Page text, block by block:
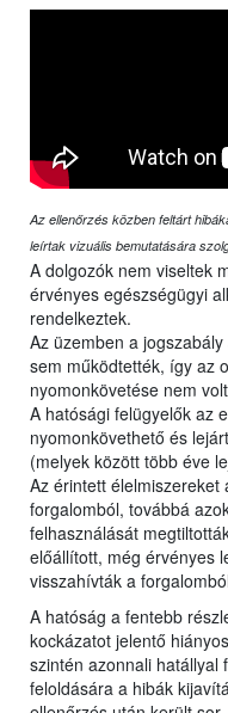
Az ellenőrzés közben feltárt
leírtak vizuális bemutatására
A dolgozók nem viseltek
érvényes egészségügyi
rendelkeztek.
Az üzemben a
sem működtették, így az
nyomonkövetése nem
A hatósági felügyelők az
nyomonkövethető és
(melyek között több éve
Az érintett élelmiszereket
forgalomból, továbbá
felhasználását
előállított, még érvényes
visszahívták a
A hatóság a fentebb
kockázatot jelentő
szintén azonnali hatállyal
feloldására a hibák